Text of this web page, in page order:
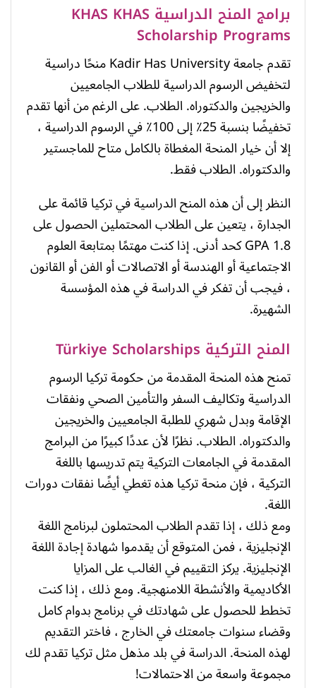
برامج المنح الدراسية KHAS KHAS
Scholarship Programs
تقدم جامعة Kadir Has University منحًا دراسية
لتخفيض الرسوم الدراسية للطلاب الجامعيين
والخريجين والدكتوراه. الطلاب. على الرغم من أنها تقدم
تخفيضًا بنسبة 25٪ إلى 100٪ في الرسوم الدراسية ،
إلا أن خيار المنحة المغطاة بالكامل متاح للماجستير
والدكتوراه. الطلاب فقط.
النظر إلى أن هذه المنح الدراسية في تركيا قائمة على
الجدارة ، يتعين على الطلاب المحتملين الحصول على
1.8 GPA كحد أدنى. إذا كنت مهتمًا بمتابعة العلوم
الاجتماعية أو الهندسة أو الاتصالات أو الفن أو القانون
، فيجب أن تفكر في الدراسة في هذه المؤسسة
الشهيرة.
المنح التركية Türkiye Scholarships
تمنح هذه المنحة المقدمة من حكومة تركيا الرسوم
الدراسية وتكاليف السفر والتأمين الصحي ونفقات
الإقامة وبدل شهري للطلبة الجامعيين والخريجين
والدكتوراه. الطلاب. نظرًا لأن عددًا كبيرًا من البرامج
المقدمة في الجامعات التركية يتم تدريسها باللغة
التركية ، فإن منحة تركيا هذه تغطي أيضًا نفقات دورات
اللغة.
ومع ذلك ، إذا تقدم الطلاب المحتملون لبرنامج اللغة
الإنجليزية ، فمن المتوقع أن يقدموا شهادة إجادة اللغة
الإنجليزية. يركز التقييم في الغالب على المزايا
الأكاديمية والأنشطة اللامنهجية. ومع ذلك ، إذا كنت
تخطط للحصول على شهادتك في برنامج بدوام كامل
وقضاء سنوات جامعتك في الخارج ، فاختر التقديم
لهذه المنحة. الدراسة في بلد مذهل مثل تركيا تقدم لك
مجموعة واسعة من الاحتمالات!